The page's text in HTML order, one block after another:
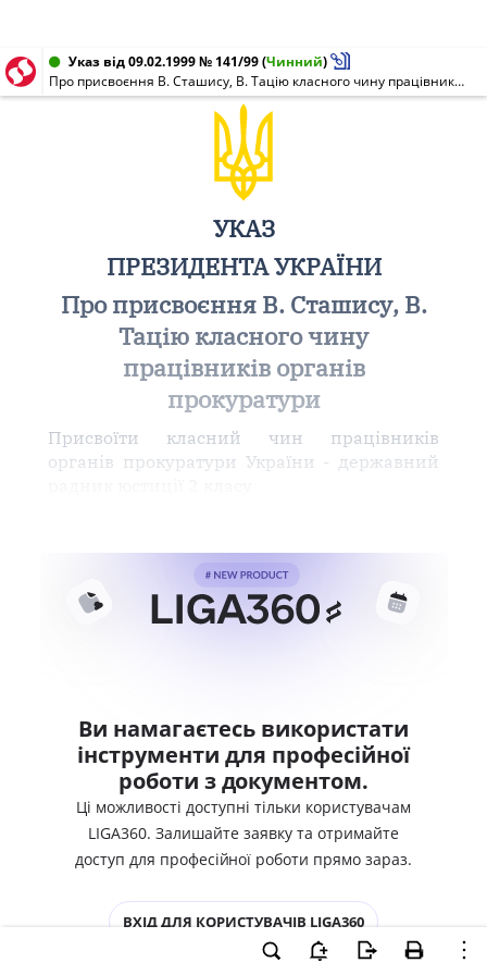
Указ від 09.02.1999 № 141/99(Чинний)
Про присвоєння В. Сташису, В. Тацію класного чину працівників органів прокуратури
УКАЗ
ПРЕЗИДЕНТА УКРАЇНИ
Про присвоєння В. Сташису, В.
Тацію класного чину
працівників органів
прокуратури
Присвоїти класний чин працівників
органів прокуратури України - державний
Ви намагаєтесь використати
інструменти для професійної
роботи з документом.
Ці можливості доступні тільки користувачам
LIGA360. Залишайте заявку та отримайте
доступ для професійної роботи прямо зараз.
ВХІД ДЛЯ КОРИСТУВАЧІВ LIGA360
ХОЧУ СПРОБУВАТИ LIGA360 - ОТРИМАТИ